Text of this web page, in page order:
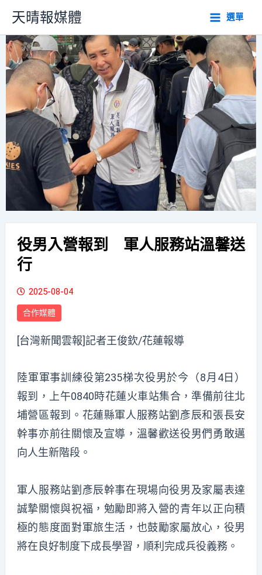
主
要
內
天晴報媒體 選單
役男入營報到 軍人服務站溫馨送
行
2025-08-04
合作媒體
[台灣新聞雲報]記者王俊欽/花蓮報導
陸軍軍事訓練役第235梯次役男於今（8月4日）
報到，上午0840時花蓮火車站集合，準備前往北
埔營區報到。花蓮縣軍人服務站劉彥辰和張長安
幹事亦前往關懷及宣導，溫馨歡送役男們勇敢邁
向人生新階段。
軍人服務站劉彥辰幹事在現場向役男及家屬表達
誠摯關懷與祝福，勉勵即將入營的青年以正向積
極的態度面對軍旅生活，也鼓勵家屬放心，役男
將在良好制度下成長學習，順利完成兵役義務。